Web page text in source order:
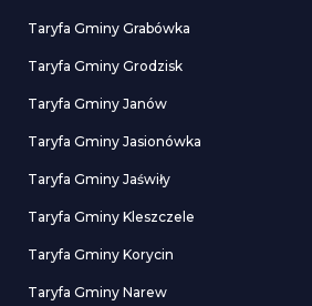
Taryfa Gminy Grabówka
Taryfa Gminy Grodzisk
Taryfa Gminy Janów
Taryfa Gminy Jasionówka
Taryfa Gminy Jaświły
Taryfa Gminy Kleszczele
Taryfa Gminy Korycin
Taryfa Gminy Narew